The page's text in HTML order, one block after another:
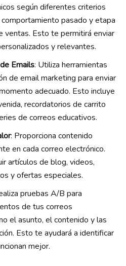
según diferentes criterios
pasado y etapa
ventas. Esto te permitirá enviar
y relevantes.
Emails: Utiliza herramientas
de email marketing para enviar
adecuado. Esto incluye
recordatorios de carrito
de correos educativos.
: Proporciona contenido
en cada correo electrónico.
artículos de blog, videos,
y ofertas especiales.
pruebas A/B para
de tus correos
el asunto, el contenido y las
Esto te ayudará a identificar
mejor.